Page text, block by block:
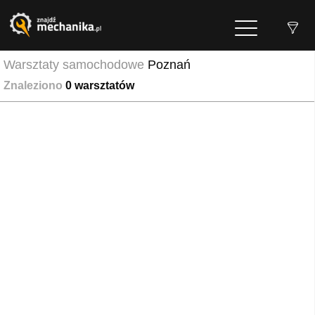
Warsztaty samochodowe Poznań
Znaleziono 0 warsztatów